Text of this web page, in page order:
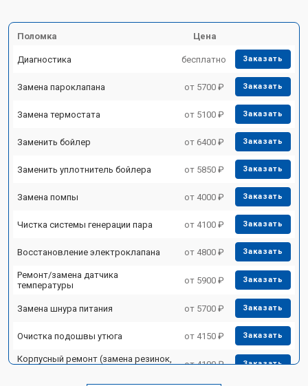
Поломка Цена
Диагностика бесплатно Заказать
Замена пароклапана от 5700 ₽ Заказать
Замена термостата от 5100 ₽ Заказать
Заменить бойлер от 6400 ₽ Заказать
Заменить уплотнитель бойлера от 5850 ₽ Заказать
Замена помпы от 4000 ₽ Заказать
Чистка системы генерации пара от 4100 ₽ Заказать
Восстановление электроклапана от 4800 ₽ Заказать
Ремонт/замена датчика
температуры
от 5900 ₽ Заказать
Замена шнура питания от 5700 ₽ Заказать
Очистка подошвы утюга от 4150 ₽ Заказать
Корпусный ремонт (замена резинок,
от 4100 ₽ Заказать